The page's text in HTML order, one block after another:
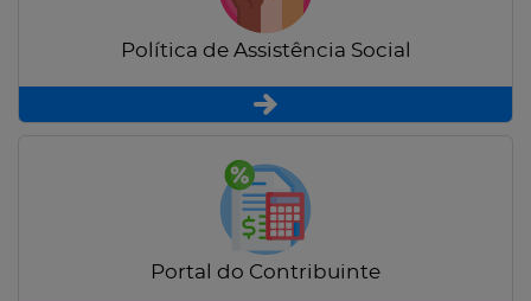
Política de Assistência Social
Portal do Contribuinte